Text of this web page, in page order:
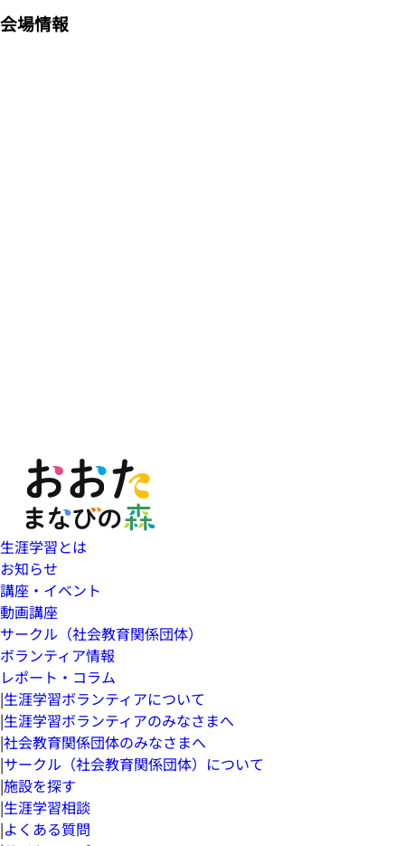
会場情報
生涯学習とは
お知らせ
講座・イベント
動画講座
サークル（社会教育関係団体）
ボランティア情報
レポート・コラム
|生涯学習ボランティアについて
|生涯学習ボランティアのみなさまへ
|社会教育関係団体のみなさまへ
|サークル（社会教育関係団体）について
|施設を探す
|生涯学習相談
|よくある質問